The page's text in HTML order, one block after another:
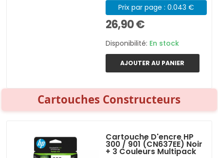
Prix par page : 0.043 €
26,90 €
Disponibilité: En stock
AJOUTER AU PANIER
Cartouches Constructeurs
Cartouche D'encre HP
300 / 901 (CN637EE) Noir
+ 3 Couleurs Multipack